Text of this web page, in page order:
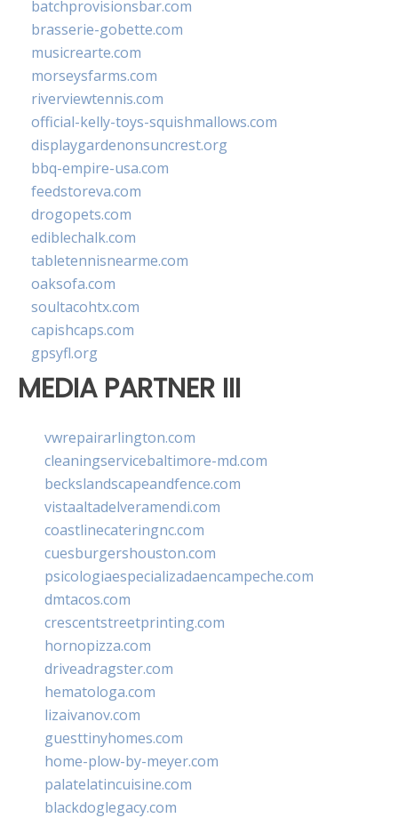
batchprovisionsbar.com
brasserie-gobette.com
musicrearte.com
morseysfarms.com
riverviewtennis.com
official-kelly-toys-squishmallows.com
displaygardenonsuncrest.org
bbq-empire-usa.com
feedstoreva.com
drogopets.com
ediblechalk.com
tabletennisnearme.com
oaksofa.com
soultacohtx.com
capishcaps.com
gpsyfl.org
MEDIA PARTNER III
vwrepairarlington.com
cleaningservicebaltimore-md.com
beckslandscapeandfence.com
vistaaltadelveramendi.com
coastlinecateringnc.com
cuesburgershouston.com
psicologiaespecializadaencampeche.com
dmtacos.com
crescentstreetprinting.com
hornopizza.com
driveadragster.com
hematologa.com
lizaivanov.com
guesttinyhomes.com
home-plow-by-meyer.com
palatelatincuisine.com
blackdoglegacy.com